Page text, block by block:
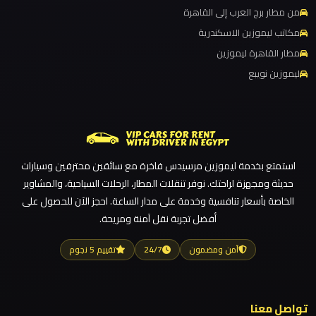
ليموزين مطار القاهرة الي اسكندرية
ليموزين مطار القاهرة الدولي
ليموزين مطار القاهرة الخط الساخن
ليموزين مطار القاهرة أسعار
ليموزين مطار العلمين الجديدة
ليموزين مطار العلمين
ليموزين مطار العالمين
ليموزين مطار العاصمة الادارية
ليموزين مطار اكتوبر
مرسيدس
ايجار
بالسائق
فى
مصر
ليموزين
مرسي
علم
من مطار برج العرب إلى القاهرة
مكاتب ليموزين الاسكندرية
مطار القاهرة ليموزين
ليموزين نويبع
استمتع بخدمة ليموزين مرسيدس فاخرة مع سائقين محترفين وسيارات
حديثة ومجهزة لراحتك. نوفر تنقلات المطار، الرحلات السياحية، والمشاوير
الخاصة بأسعار تنافسية وخدمة على مدار الساعة. احجز الآن للحصول على
أفضل تجربة نقل آمنة ومريحة.
آمن ومضمون 24/7 تقييم 5 نجوم
تواصل معنا